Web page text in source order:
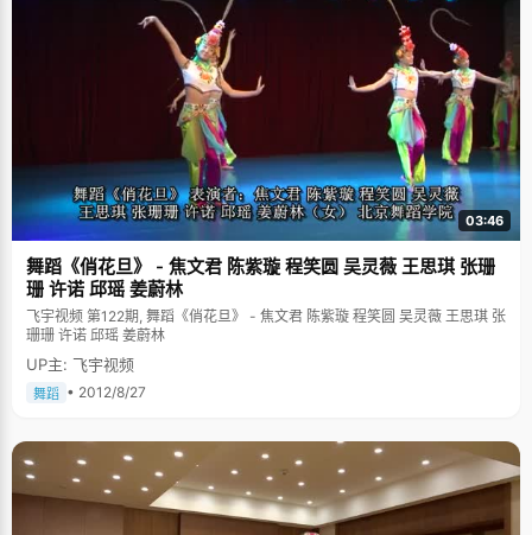
03:46
舞蹈《俏花旦》 - 焦文君 陈紫璇 程笑圆 吴灵薇 王思琪 张珊
珊 许诺 邱瑶 姜蔚林
飞宇视频 第122期, 舞蹈《俏花旦》 - 焦文君 陈紫璇 程笑圆 吴灵薇 王思琪 张
珊珊 许诺 邱瑶 姜蔚林
UP主: 飞宇视频
舞蹈 • 2012/8/27